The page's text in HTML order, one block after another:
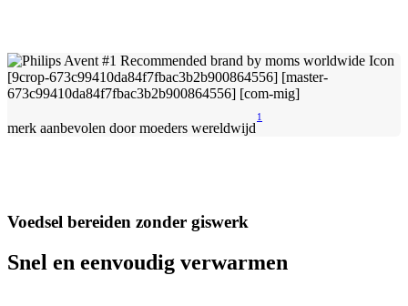
merk aanbevolen door moeders wereldwijd
1
Voedsel bereiden zonder giswerk
Snel en eenvoudig verwarmen